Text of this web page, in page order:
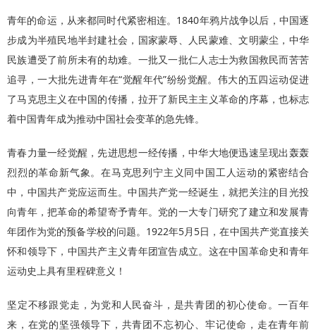
青年的命运，从来都同时代紧密相连。1840年鸦片战争以后，中国逐
步成为半殖民地半封建社会，国家蒙辱、人民蒙难、文明蒙尘，中华
民族遭受了前所未有的劫难。一批又一批仁人志士为救国救民而苦苦
追寻，一大批先进青年在“觉醒年代”纷纷觉醒。伟大的五四运动促进
了马克思主义在中国的传播，拉开了新民主主义革命的序幕，也标志
着中国青年成为推动中国社会变革的急先锋。
青春力量一经觉醒，先进思想一经传播，中华大地便迅速呈现出轰轰
烈烈的革命新气象。在马克思列宁主义同中国工人运动的紧密结合
中，中国共产党应运而生。中国共产党一经诞生，就把关注的目光投
向青年，把革命的希望寄予青年。党的一大专门研究了建立和发展青
年团作为党的预备学校的问题。1922年5月5日，在中国共产党直接关
怀和领导下，中国共产主义青年团宣告成立。这在中国革命史和青年
运动史上具有里程碑意义！
坚定不移跟党走，为党和人民奋斗，是共青团的初心使命。一百年
来，在党的坚强领导下，共青团不忘初心、牢记使命，走在青年前